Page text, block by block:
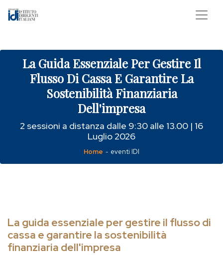
La Guida Essenziale Per Gestire Il
Flusso Di Cassa E Garantire La
Sostenibilità Finanziaria
Dell'impresa
2 sessioni a distanza dalle 9:30 alle 13.00 | 16
Luglio 2026
Home - eventi IDI
La guida essenziale per gestire il flusso di
cassa e garantire la sostenibilità
finanziaria dell'impresa